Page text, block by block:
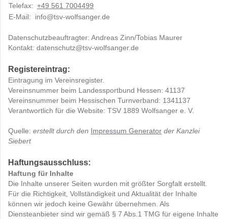
Telefax: +49 561 7004499
E-Mail:
info@tsv-wolfsanger.de
Datenschutzbeauftragter: Andreas Zinn/Tobias Maurer
Kontakt: datenschutz@tsv-wolfsanger.de
Registereintrag:
Eintragung im Vereinsregister.
Vereinsnummer beim Landessportbund Hessen: 41137
Vereinsnummer beim Hessischen Turnverband: 1341137
Verantwortlich für die Website: TSV 1889 Wolfsanger e. V.
Quelle: erstellt durch den Impressum Generator der Kanzlei
Siebert
Haftungsausschluss:
Haftung für Inhalte
Die Inhalte unserer Seiten wurden mit größter Sorgfalt erstellt.
Für die Richtigkeit, Vollständigkeit und Aktualität der Inhalte
können wir jedoch keine Gewähr übernehmen. Als
Diensteanbieter sind wir gemäß § 7 Abs.1 TMG für eigene Inhalte